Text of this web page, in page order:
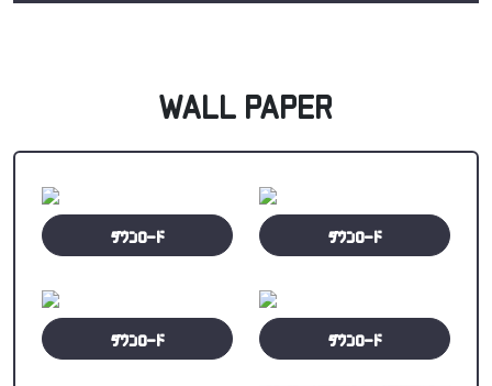
WALL PAPER
ダウンロード ダウンロード
ダウンロード ダウンロード